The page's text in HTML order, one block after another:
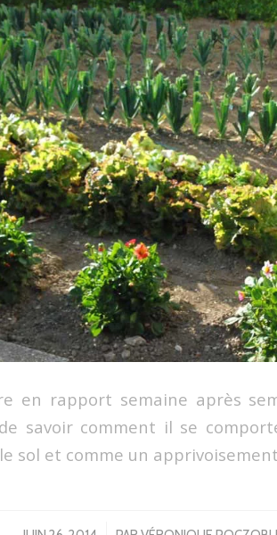
en rapport semaine après
savoir comment il se
sol et comme un